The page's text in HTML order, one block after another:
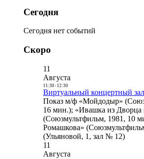
Сегодня
Сегодня нет событий
Скоро
11
Августа
11:30- 12:30
Виртуальный концертный
Показ м/ф «Мойдодыр»
16 мин.); «Ивашка из Дворца
(Союзмультфильм, 1981, 10
Ромашкова»
(Ульяновой, 1, зал № 12)
11
Августа